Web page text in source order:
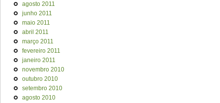
agosto 2011
junho 2011
maio 2011
abril 2011
março 2011
fevereiro 2011
janeiro 2011
novembro 2010
outubro 2010
setembro 2010
agosto 2010